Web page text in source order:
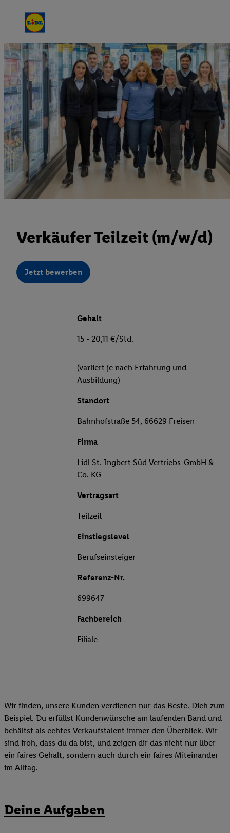
Verkäufer Teilzeit (m/w/d)
Jetzt bewerben
Gehalt
15 - 20,11 €/Std.
(variiert je nach Erfahrung und
Ausbildung)
Standort
Bahnhofstraße 54, 66629 Freisen
Firma
Lidl St. Ingbert Süd Vertriebs-GmbH &
Co. KG
Vertragsart
Teilzeit
Einstiegslevel
Berufseinsteiger
Referenz-Nr.
699647
Fachbereich
Filiale
Wir finden, unsere Kunden verdienen nur das Beste. Dich zum
Beispiel. Du erfüllst Kundenwünsche am laufenden Band und
behältst als echtes Verkaufstalent immer den Überblick. Wir
sind froh, dass du da bist, und zeigen dir das nicht nur über
ein faires Gehalt, sondern auch durch ein faires Miteinander
im Alltag.
Deine Aufgaben